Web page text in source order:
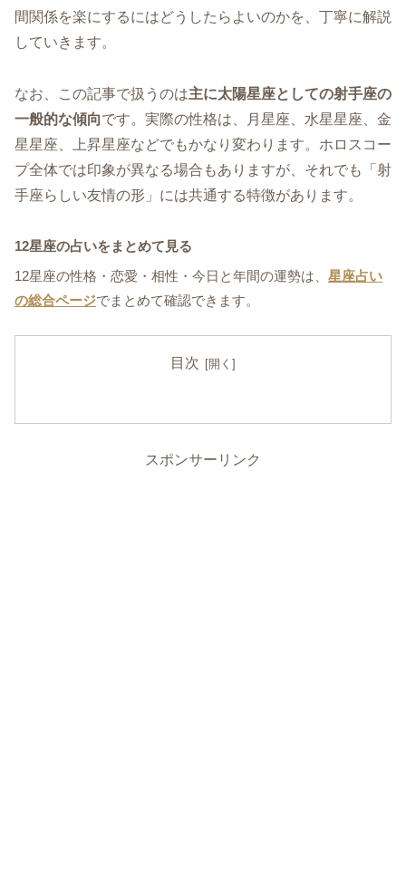
間関係を楽にするにはどうしたらよいのかを、丁寧に解説
していきます。
なお、この記事で扱うのは主に太陽星座としての射手座の
一般的な傾向です。実際の性格は、月星座、水星星座、金
星星座、上昇星座などでもかなり変わります。ホロスコー
プ全体では印象が異なる場合もありますが、それでも「射
手座らしい友情の形」には共通する特徴があります。
12星座の占いをまとめて見る
12星座の性格・恋愛・相性・今日と年間の運勢は、 星座占い
の総合ページでまとめて確認できます。
目次
スポンサーリンク